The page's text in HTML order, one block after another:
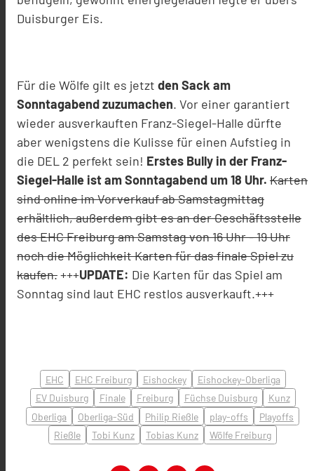
Duisburger Eis.
Für die Wölfe gilt es jetzt den Sack am
Sonntagabend zuzumachen. Vor einer garantiert
wieder ausverkauften Franz-Siegel-Halle dürfte
aber wenigstens die Kulisse für einen Aufstieg in
die DEL 2 perfekt sein! Erstes Bully in der Franz-
Siegel-Halle ist am Sonntagabend um 18 Uhr. Karten
sind online im Vorverkauf ab Samstagmittag
erhältlich, außerdem gibt es an der Geschäftsstelle
des EHC Freiburg am Samstag von 16 Uhr - 19 Uhr
noch die Möglichkeit Karten für das finale Spiel zu
kaufen.+++UPDATE: Die Karten für das Spiel am
Sonntag sind laut EHC restlos ausverkauft.+++
EHC EHC Freiburg Eishockey
Eishockey-Oberliga
EV Duisburg
Finale Freiburg Füchse Duisburg
Kunz
Oberliga
Oberliga-Süd Philip Rießle play-offs
Playoffs
Rießle
Tobi Kunz Tobias Kunz Wölfe Freiburg